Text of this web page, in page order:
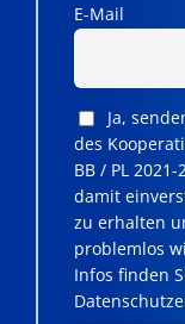
E-Mail
Ja,
des
BB / PL
damit
zu erhalten
problemlos
Infos finden